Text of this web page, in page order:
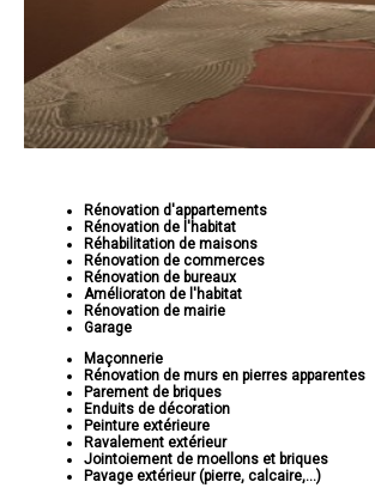
Rénovation d'appartements
Rénovation de l'habitat
Réhabilitation de maisons
Rénovation de commerces
Rénovation de bureaux
Amélioraton de l'habitat
Rénovation de mairie
Garage
Maçonnerie
Rénovation de murs en pierres apparentes
Parement de briques
Enduits de décoration
Peinture extérieure
Ravalement extérieur
Jointoiement de moellons et briques
Pavage extérieur (pierre, calcaire,...)